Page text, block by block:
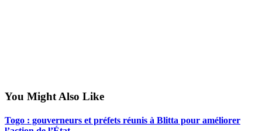
You Might Also Like
Togo : gouverneurs et préfets réunis à Blitta pour améliorer